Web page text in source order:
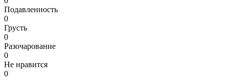
Подавленность
0
Грусть
0
Разочарование
0
Не нравится
0